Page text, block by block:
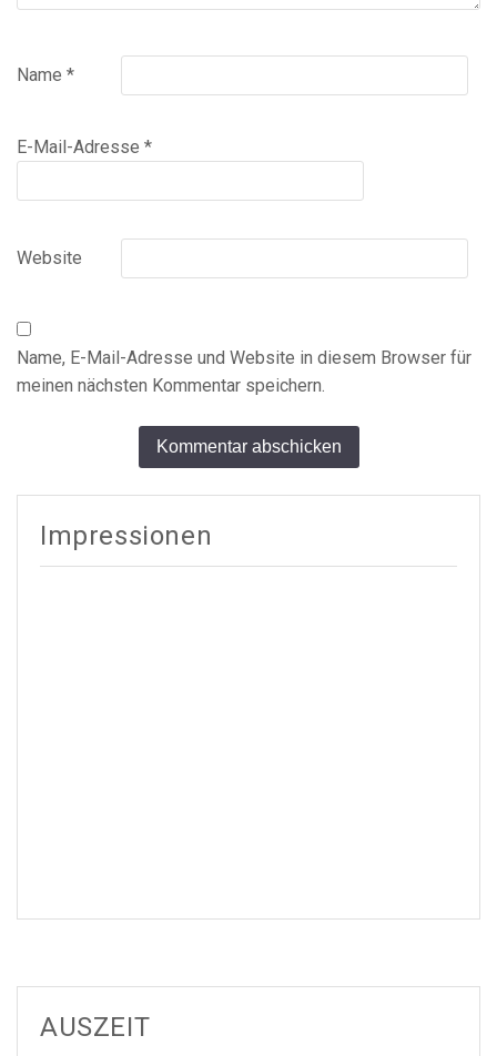
Name *
E-Mail-Adresse *
Website
Name, E-Mail-Adresse und Website in diesem Browser für
meinen nächsten Kommentar speichern.
Impressionen
AUSZEIT